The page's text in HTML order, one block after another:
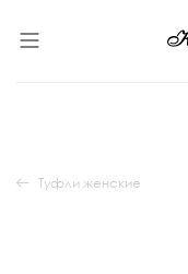
Туфли женские